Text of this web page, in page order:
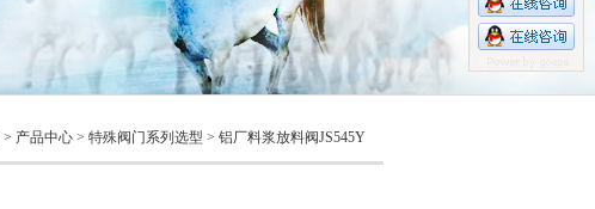
> 产品中心 > 特殊阀门系列选型 > 铝厂料浆放料阀JS545Y